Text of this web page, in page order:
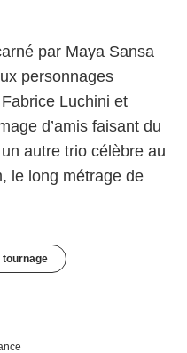
par Maya Sansa
personnages
Luchini et
d’amis faisant du
autre trio célèbre au
le long métrage de
tournage